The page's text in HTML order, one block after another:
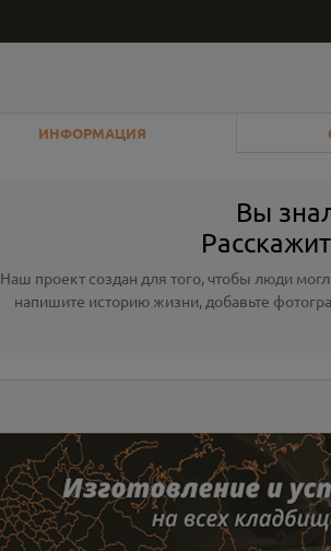
ИНФОРМАЦИЯ
Вы
Наш проект создан для того, чтобы люди
напишите историю жизни, добавьте